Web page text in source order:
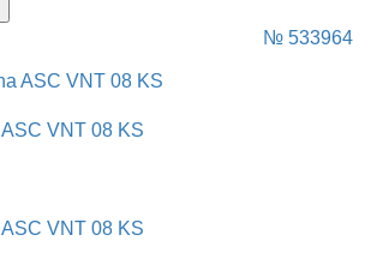
№ 533964
VNT 08 KS
VNT 08 KS